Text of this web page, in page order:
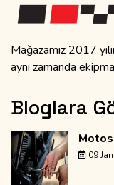
Mağazamız 2017
aynı zamanda
Bloglara
09